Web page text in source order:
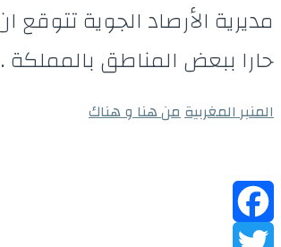
مديرية الأرصاد الجوية تتوقع
حارا ببعض المناطق بالمملكة
المنبر المغربيةمن هنا و هناك